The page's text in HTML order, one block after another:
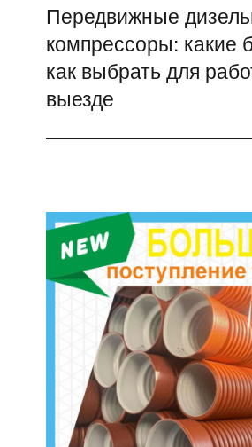
Следующая
запись:
Передвижные
компрессоры: какие
как выбрать для
выезде